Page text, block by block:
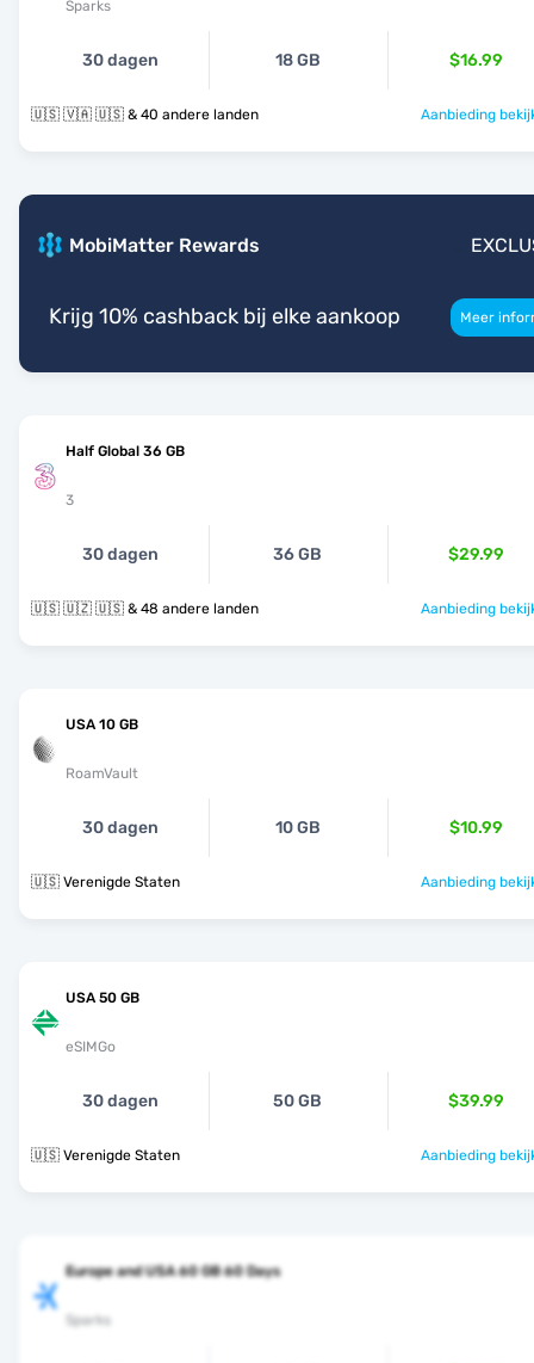
Sparks
30 dagen 18 GB $16.99
🇺🇸 🇻🇦 🇺🇸 & 40 andere landen Aanbieding
MobiMatter Rewards
Krijg 10% cashback bij elke aankoop Meer
Half Global 36 GB
3
30 dagen 36 GB $29.99
🇺🇸 🇺🇿 🇺🇸 & 48 andere landen Aanbieding
USA 10 GB
RoamVault
30 dagen 10 GB $10.99
🇺🇸 Verenigde Staten Aanbieding
USA 50 GB
eSIMGo
30 dagen 50 GB $39.99
🇺🇸 Verenigde Staten Aanbieding
Europe and USA 60 GB 60 Days
Sparks